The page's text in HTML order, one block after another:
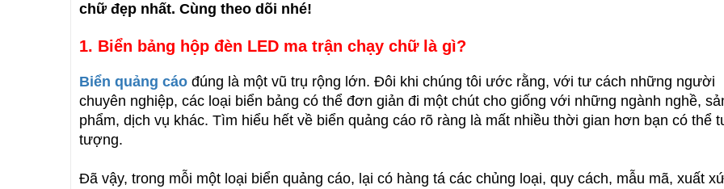
chữ đẹp nhất. Cùng theo dõi nhé!
1. Biển bảng hộp đèn LED ma trận chạy chữ là gì?
Biển quảng cáo đúng là một vũ trụ rộng lớn. Đôi khi chúng tôi ước rằng, với tư cách những người
chuyên nghiệp, các loại biển bảng có thể đơn giản đi một chút cho giống với những ngành nghề,
phẩm, dịch vụ khác. Tìm hiểu hết về biển quảng cáo rõ ràng là mất nhiều thời gian hơn bạn có thể
tượng.
Đã vậy, trong mỗi một loại biển quảng cáo, lại có hàng tá các chủng loại, quy cách, mẫu mã, xuất